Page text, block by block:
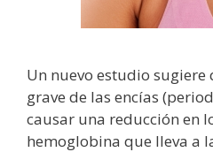
Un nuevo estudio
grave de las encías
causar una reducción en
hemoglobina que lleva a